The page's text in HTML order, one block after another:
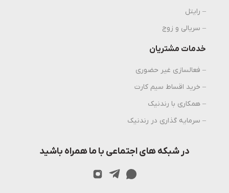
– رایتل
– سریالی و زوج
خدمات مشتریان
– فعالسازی غیر حضوری
– خرید اقساط سیم کارت
– همکاری با رندنیک
– سرمایه گذاری در رندنیک
در شبکه های اجتماعی با ما همراه باشید